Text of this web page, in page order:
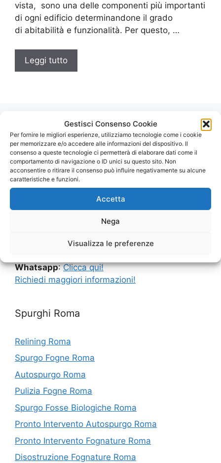
Gestisci Consenso Cookie
Per fornire le migliori esperienze, utilizziamo tecnologie come i cookie
per memorizzare e/o accedere alle informazioni del dispositivo. Il
consenso a queste tecnologie ci permetterà di elaborare dati come il
comportamento di navigazione o ID unici su questo sito. Non
acconsentire o ritirare il consenso può influire negativamente su alcune
caratteristiche e funzioni.
Accetta
Nega
Visualizza le preferenze
vista, sono una delle componenti più importanti
di ogni edificio determinandone il grado
di abitabilità e funzionalità. Per questo, …
Leggi tutto
Autospurgo Roma
⭐ è un servizio di Spurgo 24 ore su 24 per
interventi urgenti anche nei festivi o in orari
notturni. Spurghi Roma chiamaci subito!
Whatsapp:Clicca qui!
Richiedi maggiori informazioni!
Spurghi Roma
Relining Roma
Spurgo Fogne Roma
Autospurgo Roma
Pulizia Fogne Roma
Spurgo Fosse Biologiche Roma
Pronto Intervento Autospurgo Roma
Pronto Intervento Fognature Roma
Disostruzione Fognature Roma